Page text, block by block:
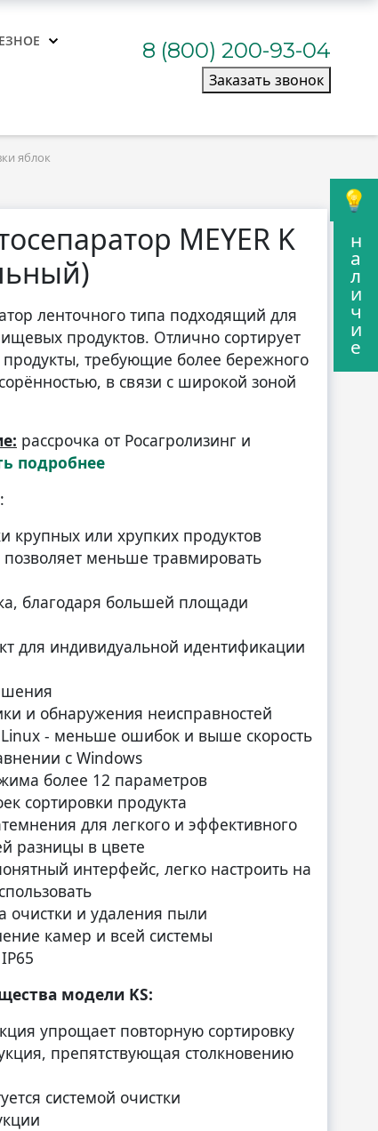
н
а
л
и
ч
и
е
8 (800) 200-93-04
Заказать звонок
яблок
MEYER K
ленточного типа подходящий для
продуктов. Отлично сортирует
требующие более бережного
в связи с широкой зоной
рассрочка от Росагролизинг и
подробнее
крупных или хрупких продуктов
позволяет меньше травмировать
благодаря большей площади
для индивидуальной идентификации
и обнаружения неисправностей
- меньше ошибок и выше скорость
с Windows
более 12 параметров
сортировки продукта
для легкого и эффективного
разницы в цвете
интерфейс, легко настроить на
очистки и удаления пыли
камер и всей системы
модели KS:
упрощает повторную сортировку
препятствующая столкновению
системой очистки